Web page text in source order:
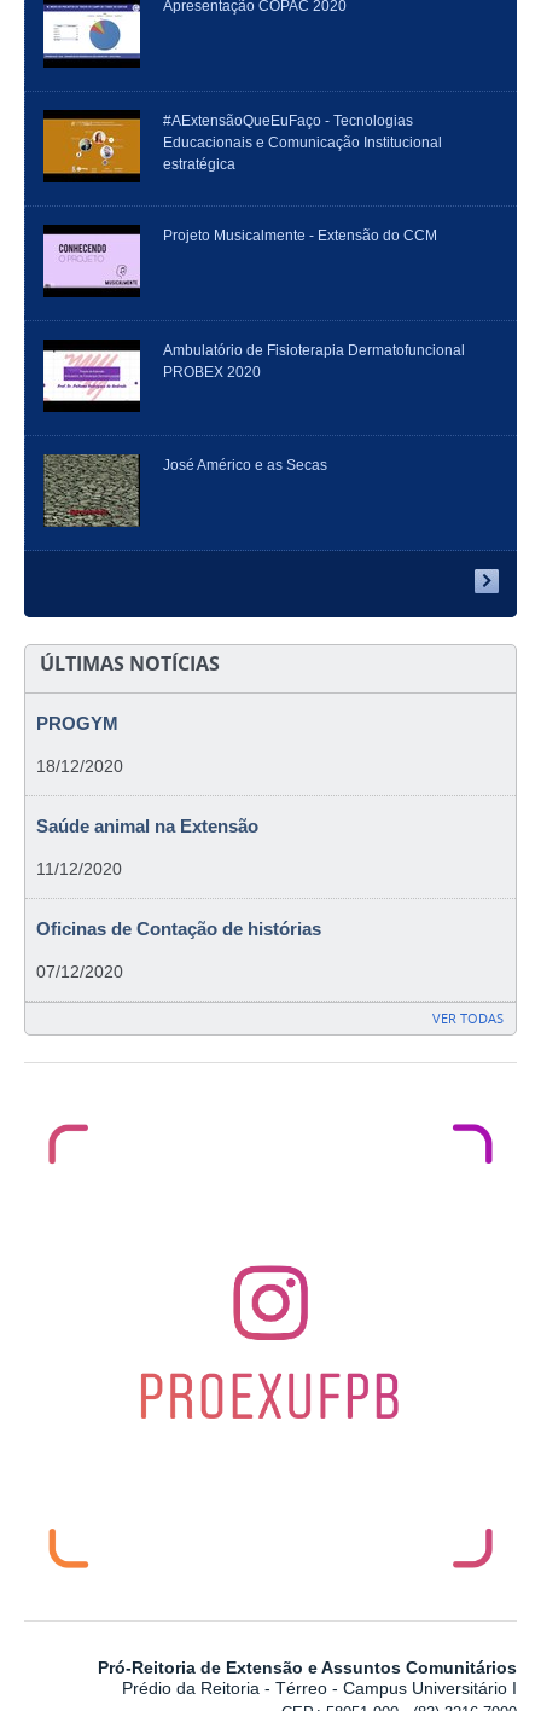
Apresentação COPAC 2020
#AExtensãoQueEuFaço - Tecnologias
Educacionais e Comunicação Institucional
estratégica
Projeto Musicalmente - Extensão do CCM
Ambulatório de Fisioterapia Dermatofuncional
PROBEX 2020
José Américo e as Secas
ÚLTIMAS NOTÍCIAS
PROGYM
18/12/2020
Saúde animal na Extensão
11/12/2020
Oficinas de Contação de histórias
07/12/2020
VER TODAS
Pró-Reitoria de Extensão e Assuntos Comunitários
Prédio da Reitoria - Térreo - Campus Universitário I